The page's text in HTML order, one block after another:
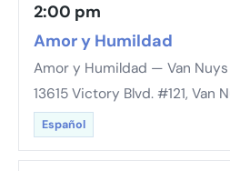
2:00 pm
Amor y Humildad
Amor y Humildad — Van Nuys
13615 Victory Blvd. #121, Van
Español